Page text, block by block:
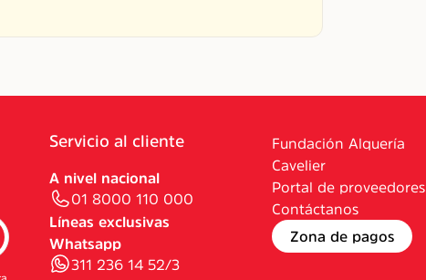
Servicio al cliente
A nivel nacional
01 8000 110 000
Líneas exclusivas
Whatsapp
311 236 14 52/3
Fundación Alquería
Cavelier
Portal de proveedores
Contáctanos
Zona de pagos